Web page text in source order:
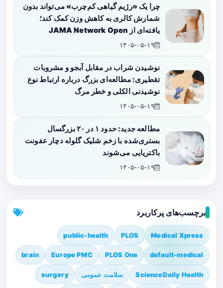
چرا یک «رژیم گیاهی کم‌چرب» می‌تواند بدون
شمارش کالری به کاهش وزن کمک کند؛
یافته‌ای از JAMA Network Open
۱۴۰۵-۰۵-۱۹
نوشیدن شراب در مقابل آبجو و مشروبات
تقطیری: مطالعه‌ای بزرگ درباره ارتباط نوع
نوشیدنی الکلی و خطر مرگ
۱۴۰۵-۰۵-۱۹
مطالعه جدید: حدود ۱ در ۲۰ بزرگسال
بستری‌شده با زخم شلیک گلوله دچار عفونت
باکتریایی می‌شوند
۱۴۰۵-۰۵-۱۹
برچسب‌های پرکاربرد
Medical Xpress
PLOS
public-health
default-medical
PLOS One
Europe PMC
brain
ScienceDaily Health سلامت عمومی surgery